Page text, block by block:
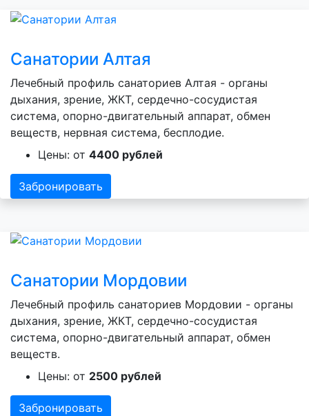
Санатории Алтая
Лечебный профиль санаториев Алтая - органы
дыхания, зрение, ЖКТ, сердечно-сосудистая
система, опорно-двигательный аппарат, обмен
веществ, нервная система, бесплодие.
Цены: от 4400 рублей
Забронировать
Санатории Мордовии
Лечебный профиль санаториев Мордовии - органы
дыхания, зрение, ЖКТ, сердечно-сосудистая
система, опорно-двигательный аппарат, обмен
веществ.
Цены: от 2500 рублей
Забронировать